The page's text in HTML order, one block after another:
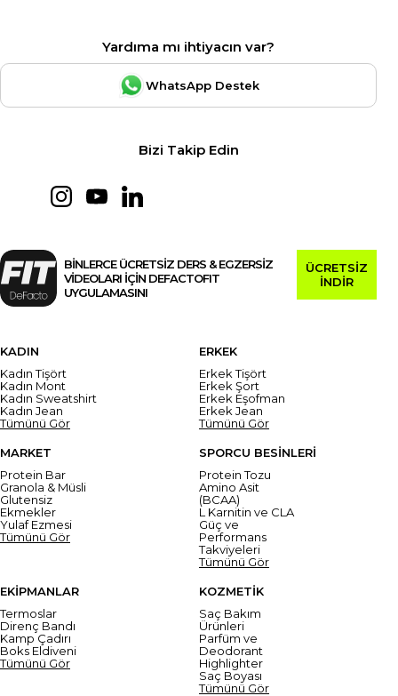
Yardıma mı ihtiyacın var?
WhatsApp Destek
Bizi Takip Edin
BİNLERCE ÜCRETSİZ DERS & EGZERSİZ
VİDEOLARI İÇİN DEFACTOFIT
UYGULAMASINI
ÜCRETSİZ
İNDİR
KADIN
Kadın Tişört
Kadın Mont
Kadın Sweatshirt
Kadın Jean
Tümünü Gör
ERKEK
Erkek Tişört
Erkek Şort
Erkek Eşofman
Erkek Jean
Tümünü Gör
MARKET
Protein Bar
Granola & Müsli
Glutensiz
Ekmekler
Yulaf Ezmesi
Tümünü Gör
SPORCU BESİNLERİ
Protein Tozu
Amino Asit
(BCAA)
L Karnitin ve CLA
Güç ve
Performans
Takviyeleri
Tümünü Gör
EKİPMANLAR
Termoslar
Direnç Bandı
Kamp Çadırı
Boks Eldiveni
Tümünü Gör
KOZMETİK
Saç Bakım
Ürünleri
Parfüm ve
Deodorant
Highlighter
Saç Boyası
Tümünü Gör